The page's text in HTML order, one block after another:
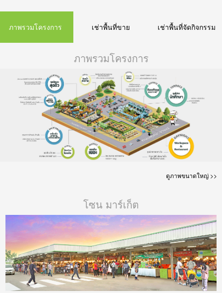
ภาพรวมโครงการ เช่าพื้นที่ขาย เช่าพื้นที่จัดกิจกรรม
ภาพรวมโครงการ
ดูภาพขนาดใหญ่ >>
โซน มาร์เก็ต